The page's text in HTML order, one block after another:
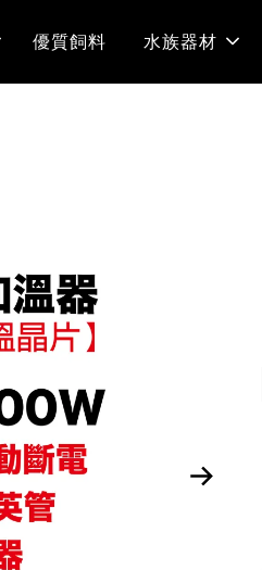
優質飼料 水族器材